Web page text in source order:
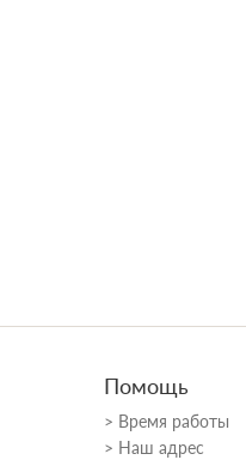
Помощь
Время работы
Наш адрес